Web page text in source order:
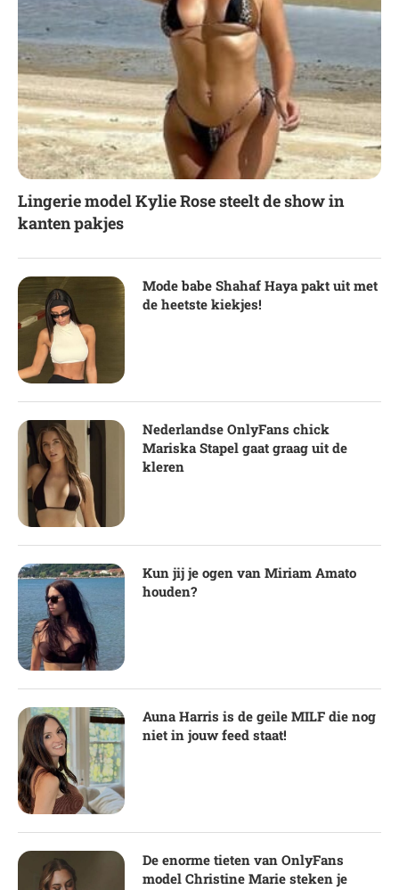
Lingerie model Kylie Rose steelt de show in
kanten pakjes
Mode babe Shahaf Haya pakt uit met
de heetste kiekjes!
Nederlandse OnlyFans chick
Mariska Stapel gaat graag uit de
kleren
Kun jij je ogen van Miriam Amato
houden?
Auna Harris is de geile MILF die nog
niet in jouw feed staat!
De enorme tieten van OnlyFans
model Christine Marie steken je